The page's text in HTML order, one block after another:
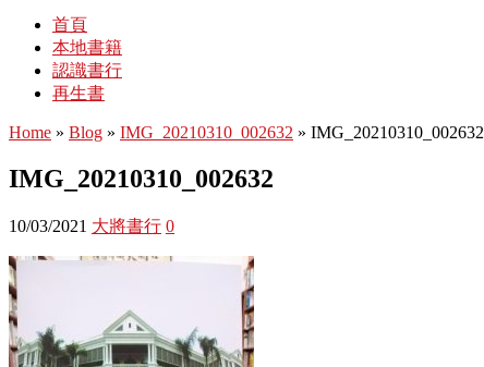
首頁
本地書籍
認識書行
再生書
Home » Blog » IMG_20210310_002632 » IMG_20210310_002632
IMG_20210310_002632
10/03/2021 大將書行 0